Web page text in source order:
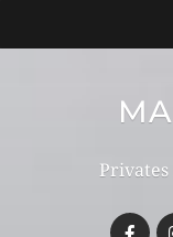
Privates